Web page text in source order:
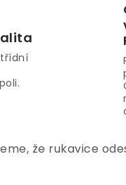
že rukavice